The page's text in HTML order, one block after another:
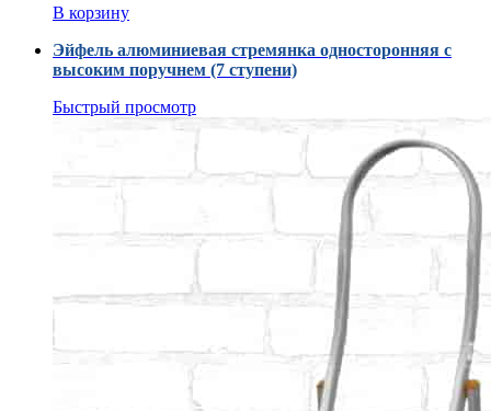
В корзину
Эйфель алюминиевая стремянка односторонняя с
высоким поручнем (7 ступени)
Быстрый просмотр